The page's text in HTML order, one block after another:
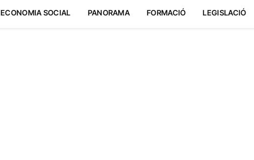
ECONOMIA SOCIAL PANORAMA FORMACIÓ LEGISLACIÓ